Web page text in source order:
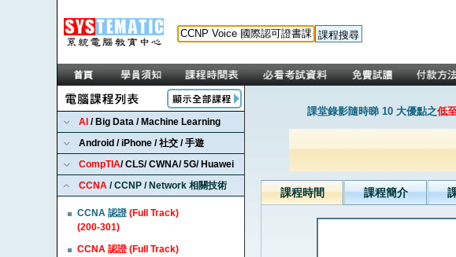
AI / Big Data / Machine Learning
Android / iPhone / 社交 / 手遊
CompTIA/ CLS/ CWNA/ 5G/ Huawei
CCNA / CCNP / Network 相關技術
CCNA 認證(Full Track)
(200-301)
CCNA 認證 (Full Track)
課堂錄影隨時睇 10 大優點之低
課程時間 課程簡介